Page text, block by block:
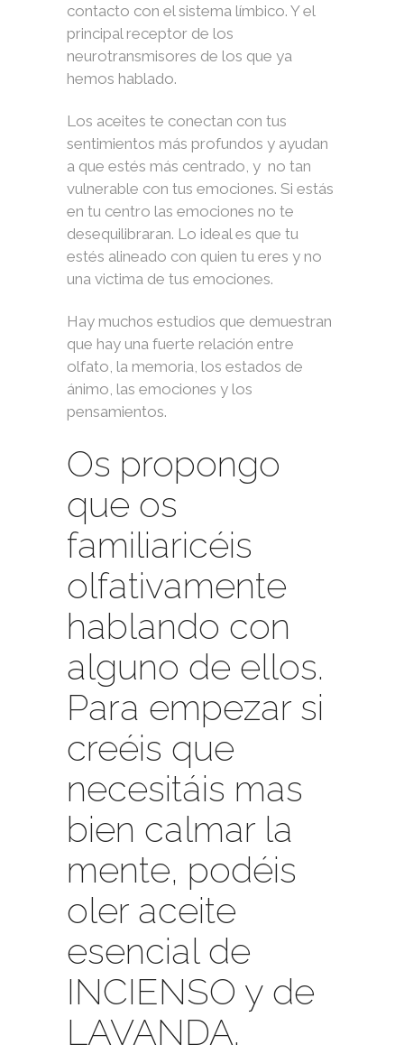
contacto con el sistema límbico. Y el
principal receptor de los
neurotransmisores de los que ya
hemos hablado.
Los aceites te conectan con tus
sentimientos más profundos y ayudan
a que estés más centrado, y no tan
vulnerable con tus emociones. Si estás
en tu centro las emociones no te
desequilibraran. Lo ideal es que tu
estés alineado con quien tu eres y no
una victima de tus emociones.
Hay muchos estudios que demuestran
que hay una fuerte relación entre
olfato, la memoria, los estados de
ánimo, las emociones y los
pensamientos.
Os propongo
que os
familiaricéis
olfativamente
hablando con
alguno de ellos.
Para empezar si
creéis que
necesitáis mas
bien calmar la
mente, podéis
oler aceite
esencial de
INCIENSO y de
LAVANDA.